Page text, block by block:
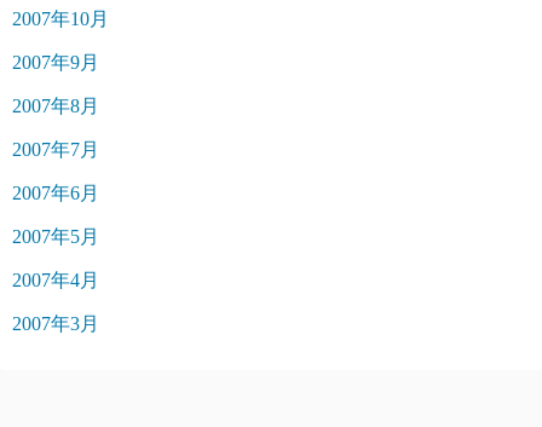
2007年10月
2007年9月
2007年8月
2007年7月
2007年6月
2007年5月
2007年4月
2007年3月